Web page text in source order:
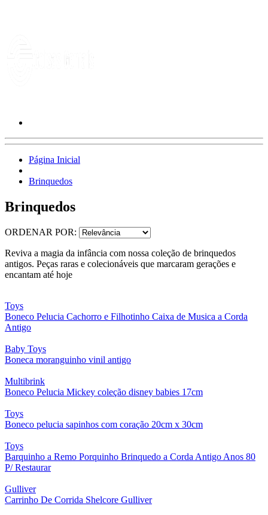
Página Inicial
Brinquedos
Brinquedos
ORDENAR POR:
Reviva a magia da infância com nossa coleção de brinquedos
antigos. Peças raras e colecionáveis que marcaram gerações e
encantam até hoje
Toys
Boneco Pelucia Cachorro e Filhotinho Caixa de Musica a Corda
Antigo
Baby Toys
Boneca moranguinho vinil antigo
Multibrink
Boneco Pelucia Mickey coleção disney babies 17cm
Toys
Boneco pelucia sapinhos com coração 20cm x 30cm
Toys
Barquinho a Remo Porquinho Brinquedo a Corda Antigo Anos 80
P/ Restaurar
Gulliver
Carrinho De Corrida Shelcore Gulliver